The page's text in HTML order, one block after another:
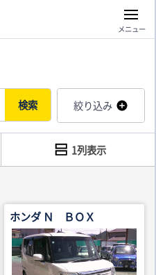
メニュー
検索 絞り込み
1列表示
ホンダ Ｎ ＢＯＸ